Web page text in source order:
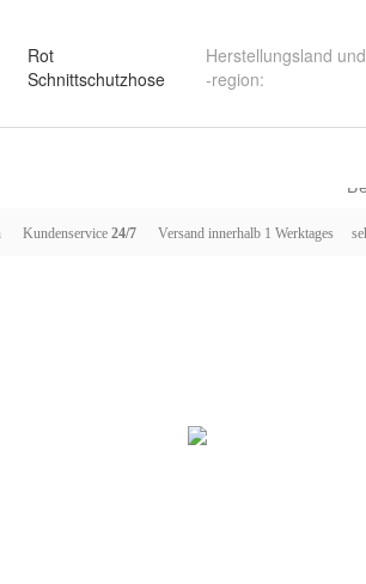
Rot
Schnittschutzhose
Herstellungsland und
-region: